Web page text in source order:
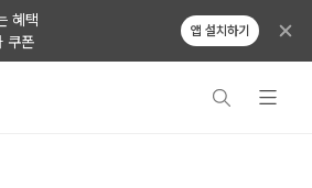
혜택
쿠폰
앱 설치하기